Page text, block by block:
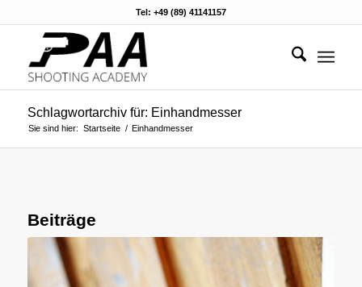
Tel: +49 (89) 41141157
Schlagwortarchiv für: Einhandmesser
Sie sind hier: Startseite / Einhandmesser
Beiträge